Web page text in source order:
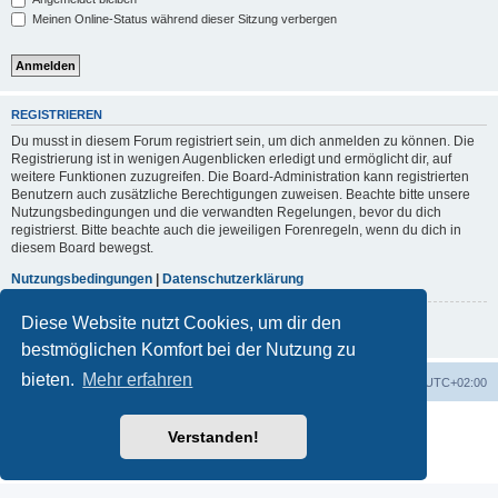
Diese Website nutzt Cookies, um dir den
bestmöglichen Komfort bei der Nutzung zu
bieten. Mehr erfahren
Verstanden!
Meinen Online-Status während dieser Sitzung verbergen
REGISTRIEREN
Du musst in diesem Forum registriert sein, um dich anmelden zu können. Die
Registrierung ist in wenigen Augenblicken erledigt und ermöglicht dir, auf
weitere Funktionen zuzugreifen. Die Board-Administration kann registrierten
Benutzern auch zusätzliche Berechtigungen zuweisen. Beachte bitte unsere
Nutzungsbedingungen und die verwandten Regelungen, bevor du dich
registrierst. Bitte beachte auch die jeweiligen Forenregeln, wenn du dich in
diesem Board bewegst.
Nutzungsbedingungen | Datenschutzerklärung
Registrieren
Portal Foren-Übersicht UTC+02:00
Powered by
® Forum Software © phpBB Limited
Deutsche Übersetzung durch
Datenschutz|Nutzungsbedingungen